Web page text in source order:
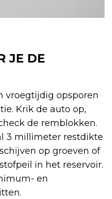
JE DE
vroegtijdig opsporen
Krik de auto op,
de remblokken.
3 millimeter restdikte
op groeven of
in het reservoir.
en